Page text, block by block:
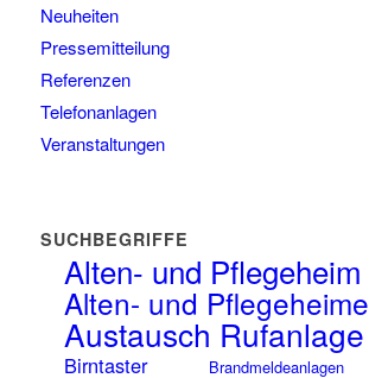
Neuheiten
Pressemitteilung
Referenzen
Telefonanlagen
Veranstaltungen
SUCHBEGRIFFE
Alten- und Pflegeheim
Alten- und Pflegeheime
Austausch Rufanlage
Birntaster
Brandmeldeanlagen